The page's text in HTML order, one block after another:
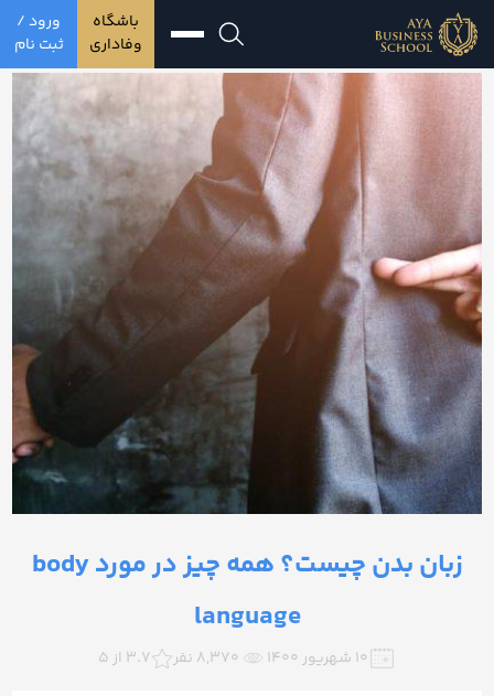
باشگاه
وفاداری
ورود /
ثبت نام
زبان بدن چیست؟ همه چیز در مورد body
language
۱۰ شهریور ۱۴۰۰ 8,370 نفر 3.7 از 5